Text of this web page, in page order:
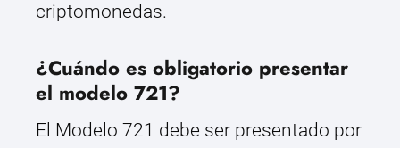
criptomonedas.
¿Cuándo es obligatorio presentar
el modelo 721?
El Modelo 721 debe ser presentado por